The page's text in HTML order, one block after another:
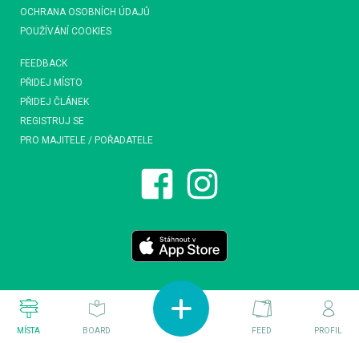
OCHRANA OSOBNÍCH ÚDAJŮ
POUŽÍVÁNÍ COOKIES
FEEDBACK
PŘIDEJ MÍSTO
PŘIDEJ ČLÁNEK
REGISTRUJ SE
PRO MAJITELE / POŘADATELE
MÍSTA BOARD FEED PROFIL